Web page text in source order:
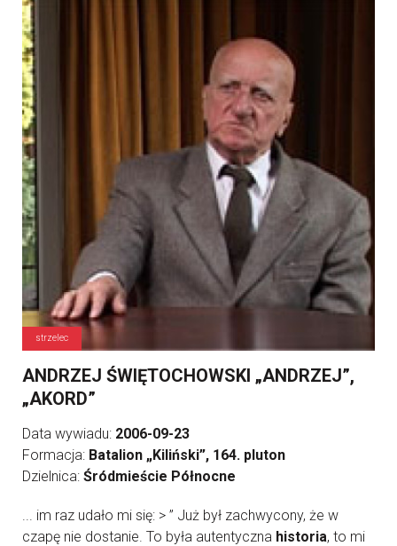
strzelec
ANDRZEJ ŚWIĘTOCHOWSKI „ANDRZEJ”,
„AKORD”
Data wywiadu: 2006-09-23
Formacja: Batalion „Kiliński”, 164. pluton
Dzielnica: Śródmieście Północne
... im raz udało mi się: > ” Już był zachwycony, że w
czapę nie dostanie. To była autentyczna historia, to mi